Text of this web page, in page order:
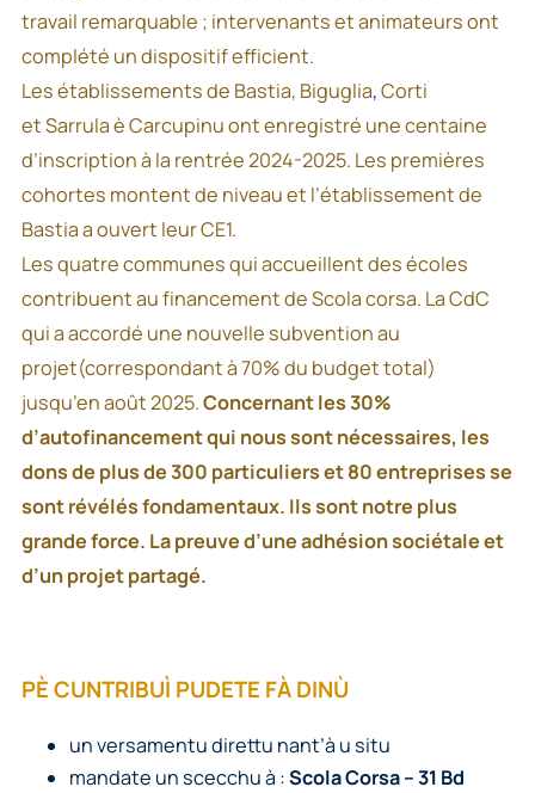
travail remarquable ; intervenants et animateurs ont
complété un dispositif efficient.
Les établissements de Bastia, Biguglia,Corti
et Sarrula è Carcupinu ont enregistré une centaine
d’inscription à la rentrée 2024-2025. Les premières
cohortes montent de niveau et l’établissement de
Bastia a ouvert leur CE1.
Les quatre communes qui accueillent des écoles
contribuent au financement de Scola corsa. La CdC
qui a accordé une nouvelle subvention au
projet(correspondant à 70% du budget total)
jusqu’en août 2025.Concernant les 30%
d’autofinancement qui nous sont nécessaires, les
dons de plus de 300 particuliers et 80 entreprises se
sont révélés fondamentaux. Ils sont notre plus
grande force. La preuve d’une adhésion sociétale et
d’un projet partagé.
PÈ CUNTRIBUÌ PUDETE FÀ DINÙ
un versamentu direttu nant’à u situ
mandate un scecchu à :Scola Corsa – 31 Bd